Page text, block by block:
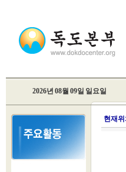
2026년 08월 09일 일요일
현재위